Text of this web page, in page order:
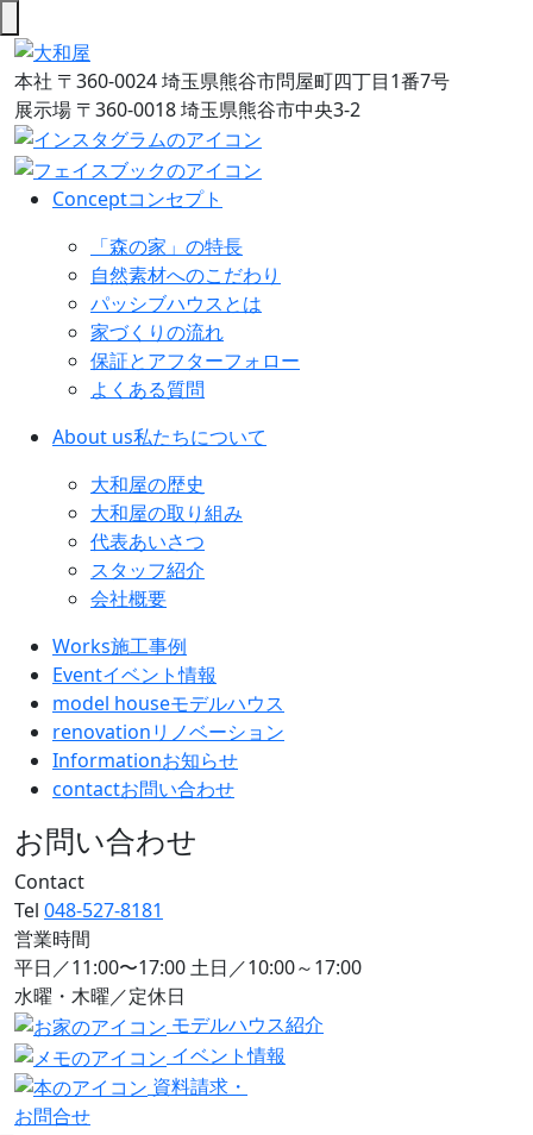
本社 〒360-0024 埼玉県熊谷市問屋町四丁目1番7号
展示場 〒360-0018 埼玉県熊谷市中央3-2
Conceptコンセプト
「森の家」の特長
自然素材へのこだわり
パッシブハウスとは
家づくりの流れ
保証とアフターフォロー
よくある質問
About us私たちについて
大和屋の歴史
大和屋の取り組み
代表あいさつ
スタッフ紹介
会社概要
Works施工事例
Eventイベント情報
model houseモデルハウス
renovationリノベーション
Informationお知らせ
contactお問い合わせ
お問い合わせ
Contact
Tel 048-527-8181
営業時間
平日／11:00〜17:00 土日／10:00～17:00
水曜・木曜／定休日
モデルハウス紹介
イベント情報
資料請求・
お問合せ